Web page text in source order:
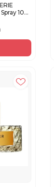
100